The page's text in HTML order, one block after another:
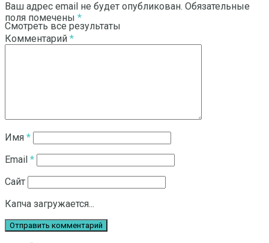
Смотреть все результаты
Ваш адрес email не будет опубликован. Обязательные
поля помечены *
Комментарий *
Имя *
Email *
Сайт
Капча загружается...